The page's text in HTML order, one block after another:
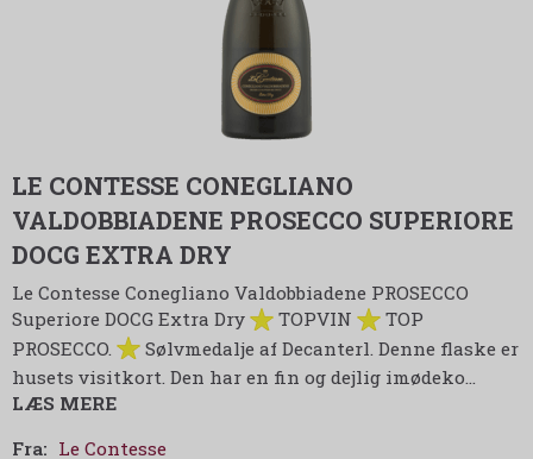
LE CONTESSE CONEGLIANO
VALDOBBIADENE PROSECCO SUPERIORE
DOCG EXTRA DRY
Le Contesse Conegliano Valdobbiadene PROSECCO
Superiore DOCG Extra Dry
TOPVIN
TOP
PROSECCO.
Sølvmedalje af Decanterl. Denne flaske er
husets visitkort. Den har en fin og dejlig imødeko…
LÆS MERE
Fra: Le Contesse